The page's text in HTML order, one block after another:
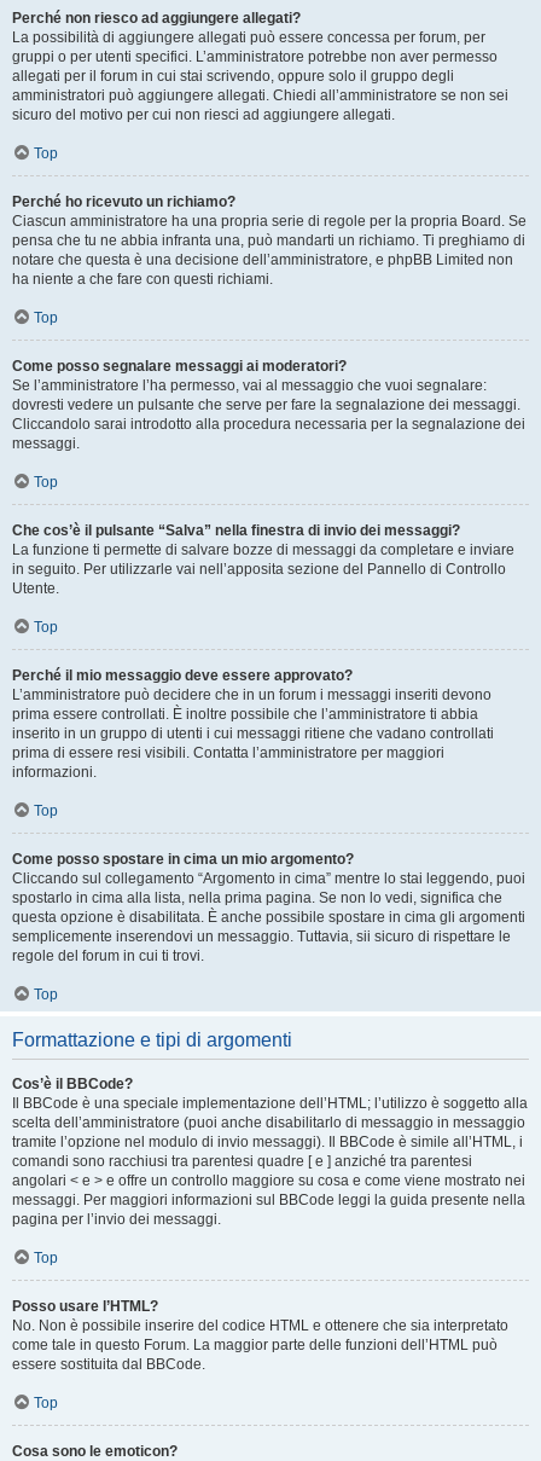
Perché non riesco ad aggiungere allegati?
La possibilità di aggiungere allegati può essere concessa per forum, per
gruppi o per utenti specifici. L’amministratore potrebbe non aver permesso
allegati per il forum in cui stai scrivendo, oppure solo il gruppo degli
amministratori può aggiungere allegati. Chiedi all’amministratore se non sei
sicuro del motivo per cui non riesci ad aggiungere allegati.
Top
Perché ho ricevuto un richiamo?
Ciascun amministratore ha una propria serie di regole per la propria Board. Se
pensa che tu ne abbia infranta una, può mandarti un richiamo. Ti preghiamo di
notare che questa è una decisione dell’amministratore, e phpBB Limited non
ha niente a che fare con questi richiami.
Top
Come posso segnalare messaggi ai moderatori?
Se l’amministratore l’ha permesso, vai al messaggio che vuoi segnalare:
dovresti vedere un pulsante che serve per fare la segnalazione dei messaggi.
Cliccandolo sarai introdotto alla procedura necessaria per la segnalazione dei
messaggi.
Top
Che cos’è il pulsante “Salva” nella finestra di invio dei messaggi?
La funzione ti permette di salvare bozze di messaggi da completare e inviare
in seguito. Per utilizzarle vai nell’apposita sezione del Pannello di Controllo
Utente.
Top
Perché il mio messaggio deve essere approvato?
L’amministratore può decidere che in un forum i messaggi inseriti devono
prima essere controllati. È inoltre possibile che l’amministratore ti abbia
inserito in un gruppo di utenti i cui messaggi ritiene che vadano controllati
prima di essere resi visibili. Contatta l’amministratore per maggiori
informazioni.
Top
Come posso spostare in cima un mio argomento?
Cliccando sul collegamento “Argomento in cima” mentre lo stai leggendo, puoi
spostarlo in cima alla lista, nella prima pagina. Se non lo vedi, significa che
questa opzione è disabilitata. È anche possibile spostare in cima gli argomenti
semplicemente inserendovi un messaggio. Tuttavia, sii sicuro di rispettare le
regole del forum in cui ti trovi.
Top
Formattazione e tipi di argomenti
Cos’è il BBCode?
Il BBCode è una speciale implementazione dell’HTML; l’utilizzo è soggetto alla
scelta dell’amministratore (puoi anche disabilitarlo di messaggio in messaggio
tramite l’opzione nel modulo di invio messaggi). Il BBCode è simile all’HTML, i
comandi sono racchiusi tra parentesi quadre [ e ] anziché tra parentesi
angolari < e > e offre un controllo maggiore su cosa e come viene mostrato nei
messaggi. Per maggiori informazioni sul BBCode leggi la guida presente nella
pagina per l’invio dei messaggi.
Top
Posso usare l’HTML?
No. Non è possibile inserire del codice HTML e ottenere che sia interpretato
come tale in questo Forum. La maggior parte delle funzioni dell’HTML può
essere sostituita dal BBCode.
Top
Cosa sono le emoticon?